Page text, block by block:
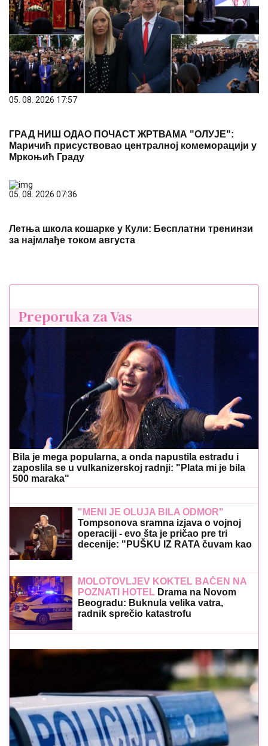
05. 08. 2026 17:57
ГРАД НИШ ОДАО ПОЧАСТ ЖРТВАМА "ОЛУЈЕ":
Маричић присуствовао централној комеморацији у
Мркоњић Граду
05. 08. 2026 07:36
Летња школа кошарке у Кули: Бесплатни тренинзи
за најмлађе током августа
Preporuka za Vas
Bila je mega popularna, a onda napustila estradu i
zaposlila se u vulkanizerskoj radnji: "Plata mi je bila
500 maraka"
"MENI JE OLUJA BILA ODMOR"
Tompsonova sramna izjava o vojnoj
operaciji - evo šta je pričao pre tri
decenije: "PUŠKU IZ RATA čuvam kao
MOLOTOVLJEV KOKTEL BAČEN NA
POZNATI HOTEL Drama na Novom
Beogradu: Buknula velika vatra,
radnik sprečio katastrofu